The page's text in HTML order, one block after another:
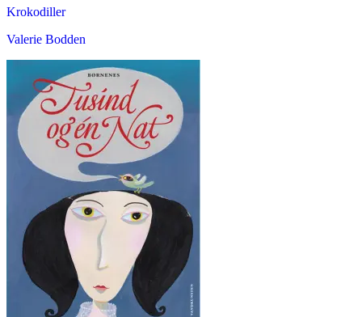
Krokodiller
Valerie Bodden